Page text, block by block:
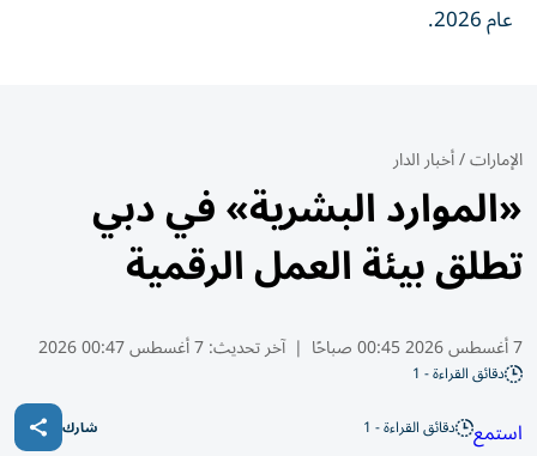
عام 2026.
الإمارات/أخبار الدار
«الموارد البشرية» في دبي
تطلق بيئة العمل الرقمية
7 أغسطس 2026 00:45 صباحًا | آخر تحديث:7 أغسطس 00:47 2026
دقائق القراءة - 1
استمع دقائق القراءة - 1 شارك